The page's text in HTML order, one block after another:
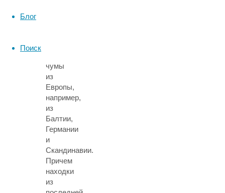
Блог
Поиск
чумы
из
Европы,
например,
из
Балтии,
Германии
и
Скандинавии.
Причем
находки
из